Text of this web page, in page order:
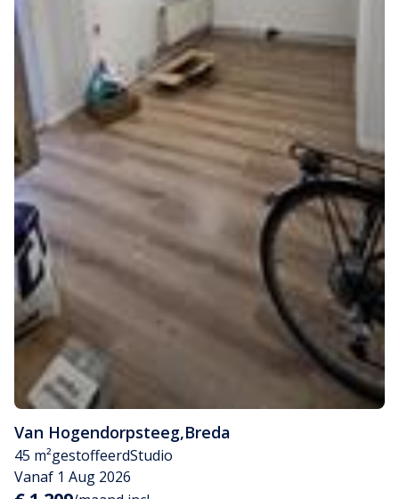
Van Hogendorpsteeg,Breda
45 m²gestoffeerdStudio
Vanaf 1 Aug 2026